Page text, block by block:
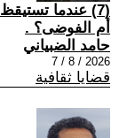
(7) عندما
أم الفوضى؟ .
حامد الضبياني
2026 / 8 / 7
قضايا ثقافية